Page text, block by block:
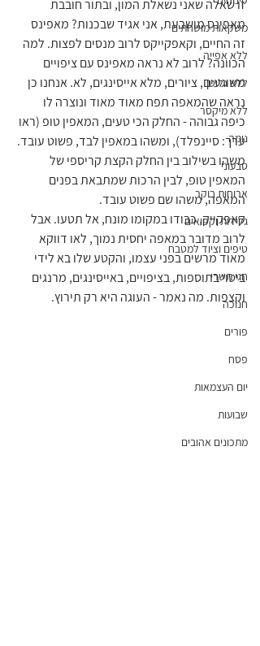
משקאות מושחתים
ללא אפייה
ללא גלוטן
ללא מיקסר
נומה
טבעוני
ארוחות בוקר
גלידות וקפואים
טיפים וציוד למטבח
חגי תשרי
חנוכה
פורים
פסח
יום העצמאות
שבועות
מתכונים אהובים
זו שאלה שאני נשאלת המון, ובתור חובבת
מאפינס מושבעת, אני אגיד שבכנות? מאפינס
זה החיים, וקאפקייקס לרוב מנסים לפצות. למה
הכוונה? לרוב לא נראה מאפינס עם ציפויים
משוגעים, ציורים, מלא אייסינגים, לא. אנחנו כן
נראה שהמאפה תפח מאוד מאוד ונוצרה לו
כיפה גבוהה - החלק הכי טעים, המאפין טופ (ראו
ערך: סיינפלד), ומשהו במאפין לבד, פשוט עובד.
משהו בשילוב בין החלק הקצת קריספי של
המאפין טופ, לבין הרכות שמתבאת בפנים
המאפה, משהו שם פשוט עובד.
קאפקייק, כבודו במקומו מונח, אל תטעו. אבל
לרוב מדובר במאפה יחסית נמוך, לאו דווקא
מאוד מרשים בפני עצמו, והקטע שלו בא לידי
ביטוי בתוספות, בציפויים, באייסינגים, מרנגים
וקצפות. מה נאמר - העוגה היא רק תירוץ.